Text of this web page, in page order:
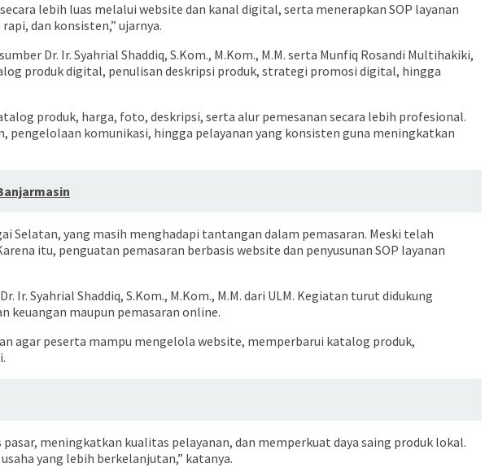
lebih luas melalui website dan kanal digital, serta menerapkan SOP layanan
dan konsisten,” ujarnya.
Dr. Ir. Syahrial Shaddiq, S.Kom., M.Kom., M.M. serta Munfiq Rosandi Multihakiki,
produk digital, penulisan deskripsi produk, strategi promosi digital, hingga
produk, harga, foto, deskripsi, serta alur pemesanan secara lebih profesional.
pengelolaan komunikasi, hingga pelayanan yang konsisten guna meningkatkan
Selatan, yang masih menghadapi tantangan dalam pemasaran. Meski telah
itu, penguatan pemasaran berbasis website dan penyusunan SOP layanan
Syahrial Shaddiq, S.Kom., M.Kom., M.M. dari ULM. Kegiatan turut didukung
keuangan maupun pemasaran online.
agar peserta mampu mengelola website, memperbarui katalog produk,
meningkatkan kualitas pelayanan, dan memperkuat daya saing produk lokal.
yang lebih berkelanjutan,” katanya.